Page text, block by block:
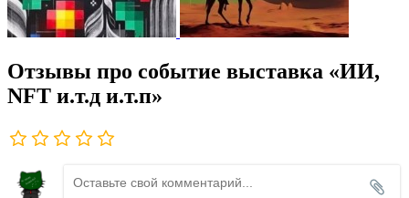
Отзывы про событие выставка «ИИ,
NFT и.т.д и.т.п»